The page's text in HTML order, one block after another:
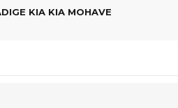
KIA KIA MOHAVE